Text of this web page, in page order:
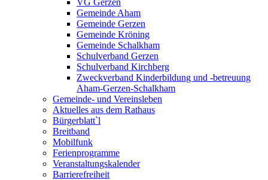
VG Gerzen
Gemeinde Aham
Gemeinde Gerzen
Gemeinde Kröning
Gemeinde Schalkham
Schulverband Gerzen
Schulverband Kirchberg
Zweckverband Kinderbildung und -betreuung
Aham-Gerzen-Schalkham
Gemeinde- und Vereinsleben
Aktuelles aus dem Rathaus
Bürgerblatt`l
Breitband
Mobilfunk
Ferienprogramme
Veranstaltungskalender
Barrierefreiheit